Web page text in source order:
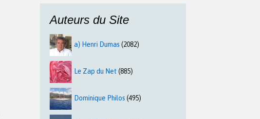
Auteurs du Site
a) Henri Dumas (2082)
Le Zap du Net (885)
Dominique Philos (495)